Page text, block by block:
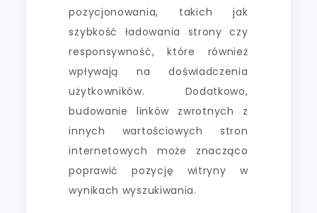
pozycjonowania, takich jak
szybkość ładowania strony czy
responsywność, które również
wpływają na doświadczenia
użytkowników. Dodatkowo,
budowanie linków zwrotnych z
innych wartościowych stron
internetowych może znacząco
poprawić pozycję witryny w
wynikach wyszukiwania.